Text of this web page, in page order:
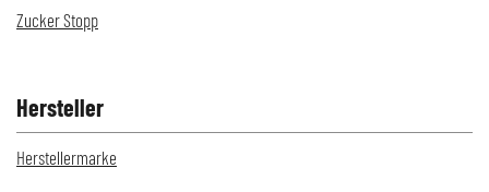
Zucker Stopp
Hersteller
Herstellermarke